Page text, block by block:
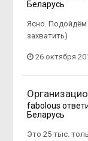
Беларусь
Ясно. Подойдём
захватить)
26 октября
fabolous
Беларусь
Это 25 тыс.